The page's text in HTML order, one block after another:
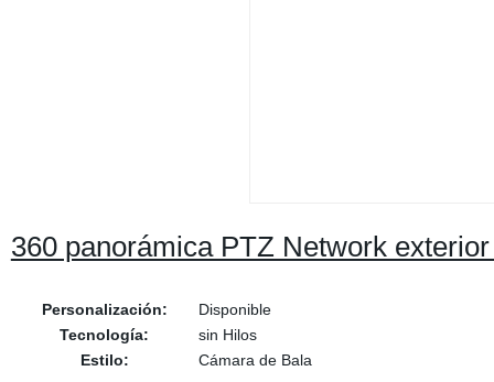
360 panorámica PTZ Network
Personalización:
Disponible
Tecnología:
sin Hilos
Estilo:
Cámara de Bala